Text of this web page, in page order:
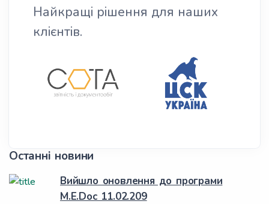
Найкращі рішення для наших
клієнтів.
Останні новини
Вийшло оновлення до програми
M.E.Doc 11.02.209